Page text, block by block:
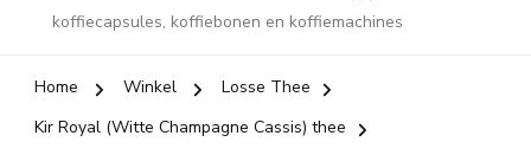
koffiecapsules, koffiebonen en koffiemachines
Home Winkel
Losse Thee
Kir Royal (Witte Champagne Cassis) thee